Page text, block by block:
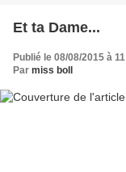
Et ta Dame...
Publié le 08/08/2015 à
Par miss boll